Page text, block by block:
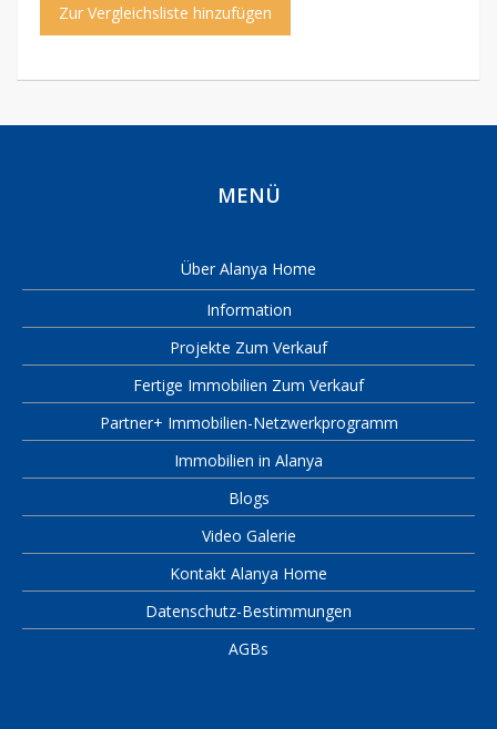
Zur Vergleichsliste hinzufügen
MENÜ
Über Alanya Home
Information
Projekte Zum Verkauf
Fertige Immobilien Zum Verkauf
Partner+ Immobilien-Netzwerkprogramm
Immobilien in Alanya
Blogs
Video Galerie
Kontakt Alanya Home
Datenschutz-Bestimmungen
AGBs